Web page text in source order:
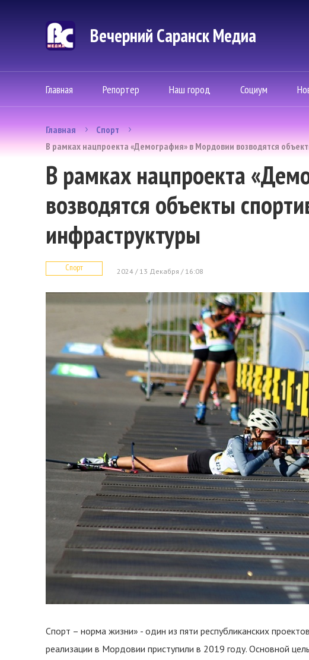
Вечерний Саранск Mедиа
Главная Репортер Наш город Социум
Главная
Спорт
В рамках нацпроекта «Демография» в Мордовии возводятся
В рамках нацпроекта
возводятся объекты
инфраструктуры
Спорт 2024 / 13 Декабря / 16:08
Спорт – норма жизни» - один из пяти республиканских
реализации в Мордовии приступили в 2019 году. Основной